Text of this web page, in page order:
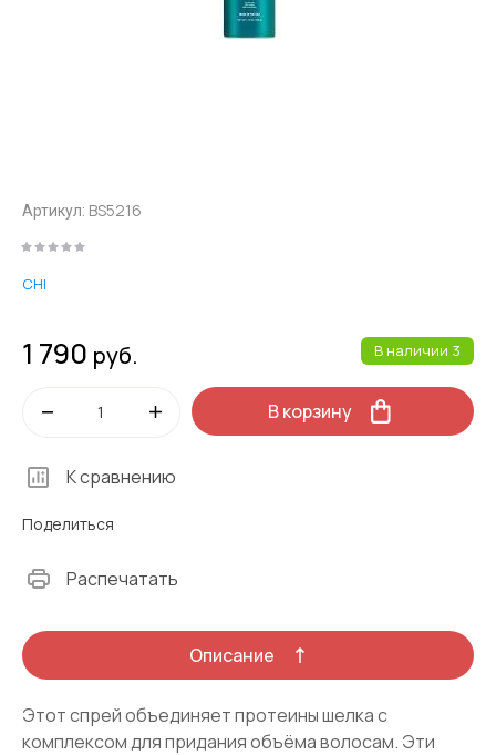
Артикул: BS5216
CHI
В наличии 3
1 790 руб.
В корзину
К сравнению
Поделиться
Распечатать
Описание
Этот спрей объединяет протеины шелка с
комплексом для придания объёма волосам. Эти